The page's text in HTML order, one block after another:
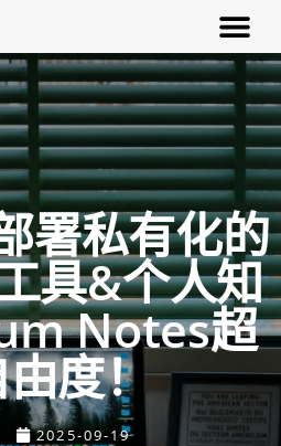
署私有化的
具&个人知
Notes超
度！
2025-09-19